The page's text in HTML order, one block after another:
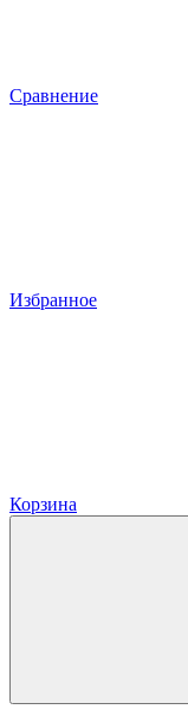
Сравнение
Избранное
Корзина